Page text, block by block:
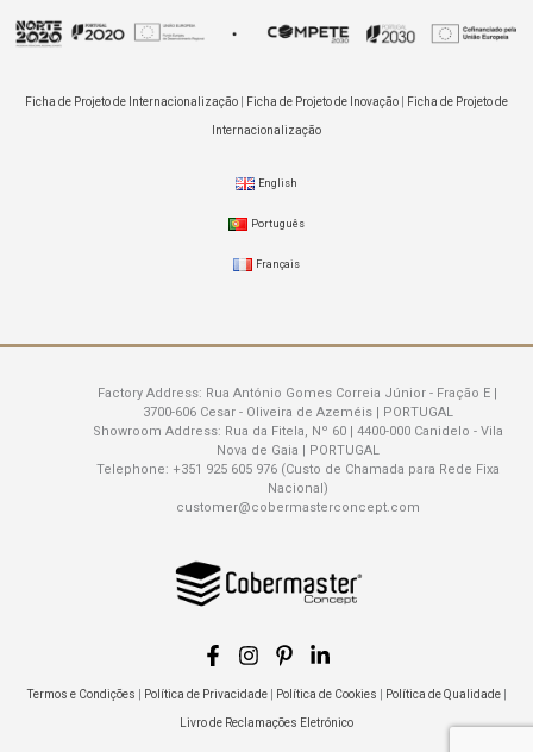
Ficha de Projeto de Internacionalização Ficha de Projeto de Inovação Ficha de Projeto de
Internacionalização
English
Português
Français
Factory Address: Rua António Gomes Correia Júnior - Fração E |
3700-606 Cesar - Oliveira de Azeméis | PORTUGAL
Showroom Address: Rua da Fitela, Nº 60 | 4400-000 Canidelo - Vila
Nova de Gaia | PORTUGAL
Telephone: +351 925 605 976 (Custo de Chamada para Rede Fixa
Nacional)
customer@cobermasterconcept.com
Termos e Condições Política de Privacidade| Política de Cookies Política de Qualidade|
Livro de Reclamações Eletrónico